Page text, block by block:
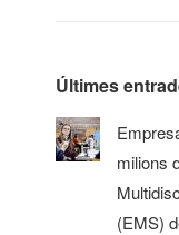
Últimes
milions
(EMS)